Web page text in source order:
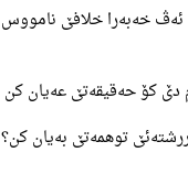
خەبەرا خلافێ نامووس
دێ کۆ حەقیقەتێ عەیان کن
توهمەتێ بەیان کن؟